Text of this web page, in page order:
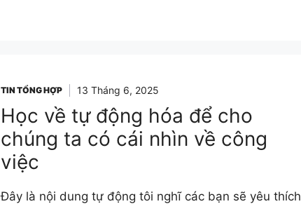
TIN TỔNG HỢP 13 Tháng 6, 2025
Học về tự động hóa để cho
chúng ta có cái nhìn về công
việc
Đây là nội dung tự động tôi nghĩ các bạn sẽ yêu thích